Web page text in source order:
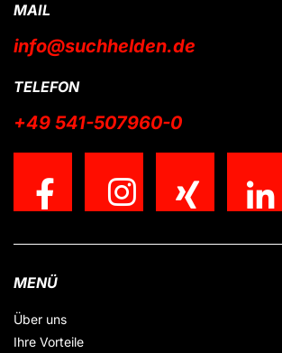
MAIL
info@suchhelden.de
TELEFON
+49 541-507960-0
MENÜ
Über uns
Ihre Vorteile